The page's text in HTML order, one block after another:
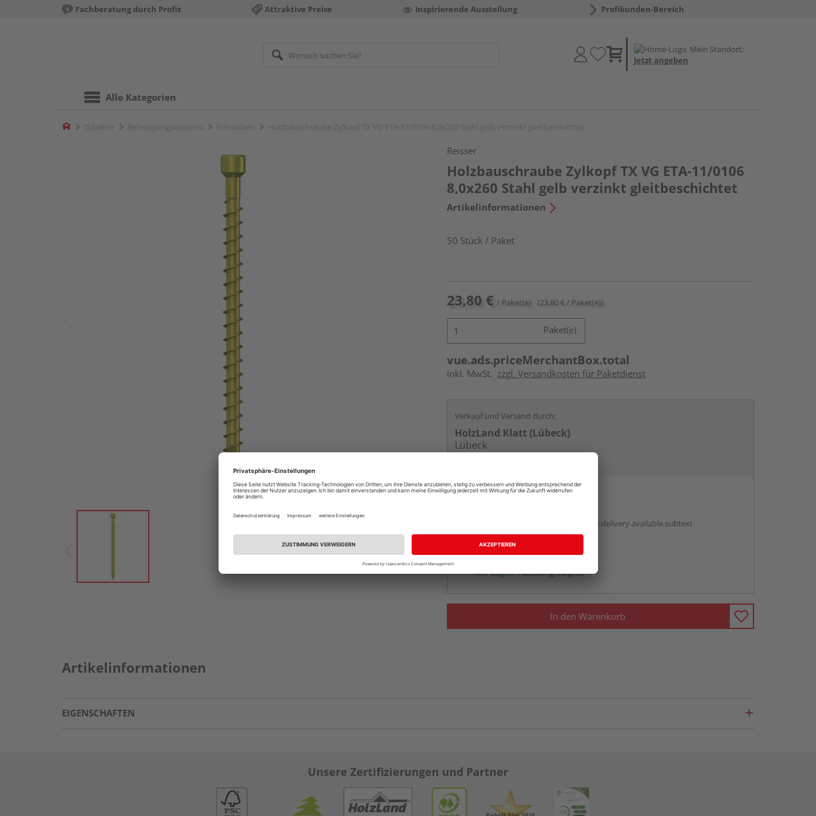
Fachberatung durch Profis Attraktive Preise Inspirierende Ausstellung Profikunden-Bereich
Mein Standort:
Jetzt angeben
Alle Kategorien
Home
Reisser
Holzbauschraube Zylkopf TX VG ETA-11/0106
8,0x260 Stahl gelb verzinkt gleitbeschichtet
Artikelinformationen
50 Stück / Paket
23,80 € / Paket(e) (23,80 € / Paket(e))
Paket(e)
vue.ads.priceMerchantBox.total
inkl. MwSt. zzgl. Versandkosten für Paketdienst
Verkauf und Versand durch:
HolzLand Klatt (Lübeck)
Lübeck
Online bestellen
vue.ads.priceMerchantBox.option.delivery.available.subtext
Beim Händler abholen
Auf Lager:Abholung möglich
In den Warenkorb
Artikelinformationen
EIGENSCHAFTEN
Unsere Zertifizierungen und Partner